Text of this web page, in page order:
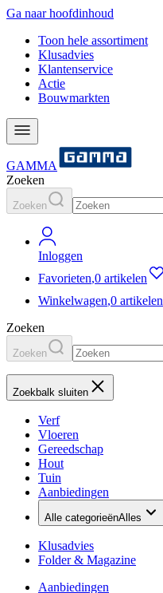
Ga naar hoofdinhoud
Toon hele assortiment
Klusadvies
Klantenservice
Actie
Bouwmarkten
GAMMA
Zoeken
Zoeken
Inloggen
Favorieten,0 artikelen
Winkelwagen,0 artikelen
Zoeken
Zoeken
Zoekbalk sluiten
Verf
Vloeren
Gereedschap
Hout
Tuin
Aanbiedingen
Alle categorieënAlles
Klusadvies
Folder & Magazine
Aanbiedingen